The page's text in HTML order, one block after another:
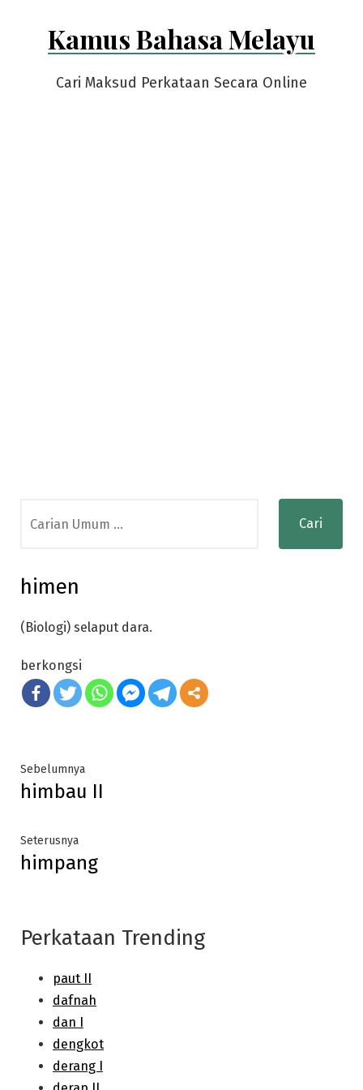
Kamus Bahasa Melayu
Cari Maksud Perkataan Secara Online
for:
himen
(Biologi) selaput dara.
berkongsi
Post
navigation
SebelumnyaPrevious
post:
himbau II
SeterusnyaNext
post:
himpang
Perkataan Trending